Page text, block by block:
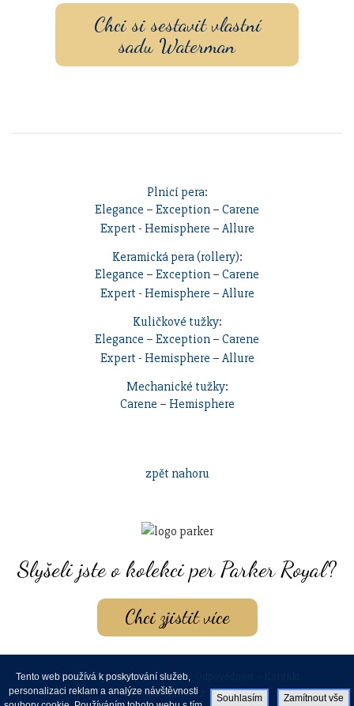
Tento web používá k poskytování služeb,
personalizaci reklam a analýze návštěvnosti
Souhlasím Zamítnout vše
Chci si sestavit vlastní
sadu Waterman
Plnicí pera:
Elegance – Exception – Carene
Expert - Hemisphere – Allure
Keramická pera (rollery):
Elegance – Exception – Carene
Expert - Hemisphere – Allure
Kuličkové tužky:
Elegance – Exception – Carene
Expert - Hemisphere – Allure
Mechanické tužky:
Carene – Hemisphere
zpět nahoru
Slyšeli jste o kolekci per Parker Royal?
Chci zjistit více
Obchodní podmínky–GDPR–
www.waterman.cz - 2026